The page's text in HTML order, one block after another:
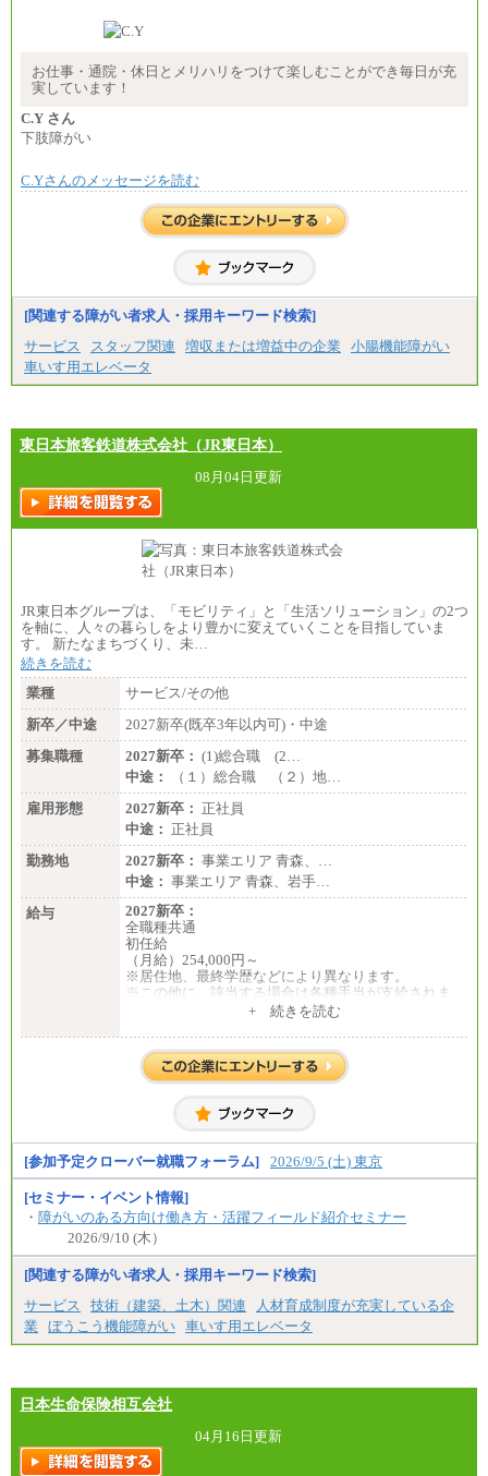
時給 1,226円（実働4.5時間）
間額換算額）
・退職金相当手当 37円
お仕事・通院・休日とメリハリをつけて楽しむことができ毎日が充
実しています！
C.Y さん
下肢障がい
C.Yさんのメッセージを読む
[関連する障がい者求人・採用キーワード検索]
サービス
スタッフ関連 増収または増益中の企業
小腸機能障がい
車いす用エレベータ
東日本旅客鉄道株式会社（JR東日本）
08月04日更新
JR東日本グループは、「モビリティ」と「生活ソリューション」の2つ
を軸に、人々の暮らしをより豊かに変えていくことを目指していま
す。 新たなまちづくり、未…
続きを読む
業種
サービス/その他
新卒／中途
2027新卒(既卒3年以内可)・中途
募集職種
2027新卒： (1)総合職 (2…
中途：
（１）総合職 （２）地…
雇用形態
2027新卒： 正社員
中途： 正社員
勤務地
2027新卒： 事業エリア 青森、…
中途： 事業エリア 青森、岩手…
給与
2027新卒：
全職種共通
初任給
（月給）254,000円～
※居住地、最終学歴などにより異なります。
※この他に、該当する場合は各種手当が支給されま
中途：
全職種共通
※居住地、年齢により異なります。
※この他に、該当する場合は各種手当が支給されま
す。
※試用期間中も給与に変更はございません
+ 続きを読む
[参加予定クローバー就職フォーラム] 2026/9/5 (土) 東京
[セミナー・イベント情報]
・ 障がいのある方向け働き方・活躍フィールド紹介セミナー
2026/9/10 (木）
[関連する障がい者求人・採用キーワード検索]
サービス
技術（建築、土木）関連
人材育成制度が充実している企
業
ぼうこう機能障がい 車いす用エレベータ
日本生命保険相互会社
04月16日更新